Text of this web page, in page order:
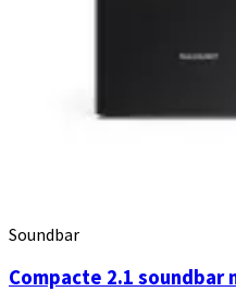
Soundbar
Compacte 2.1